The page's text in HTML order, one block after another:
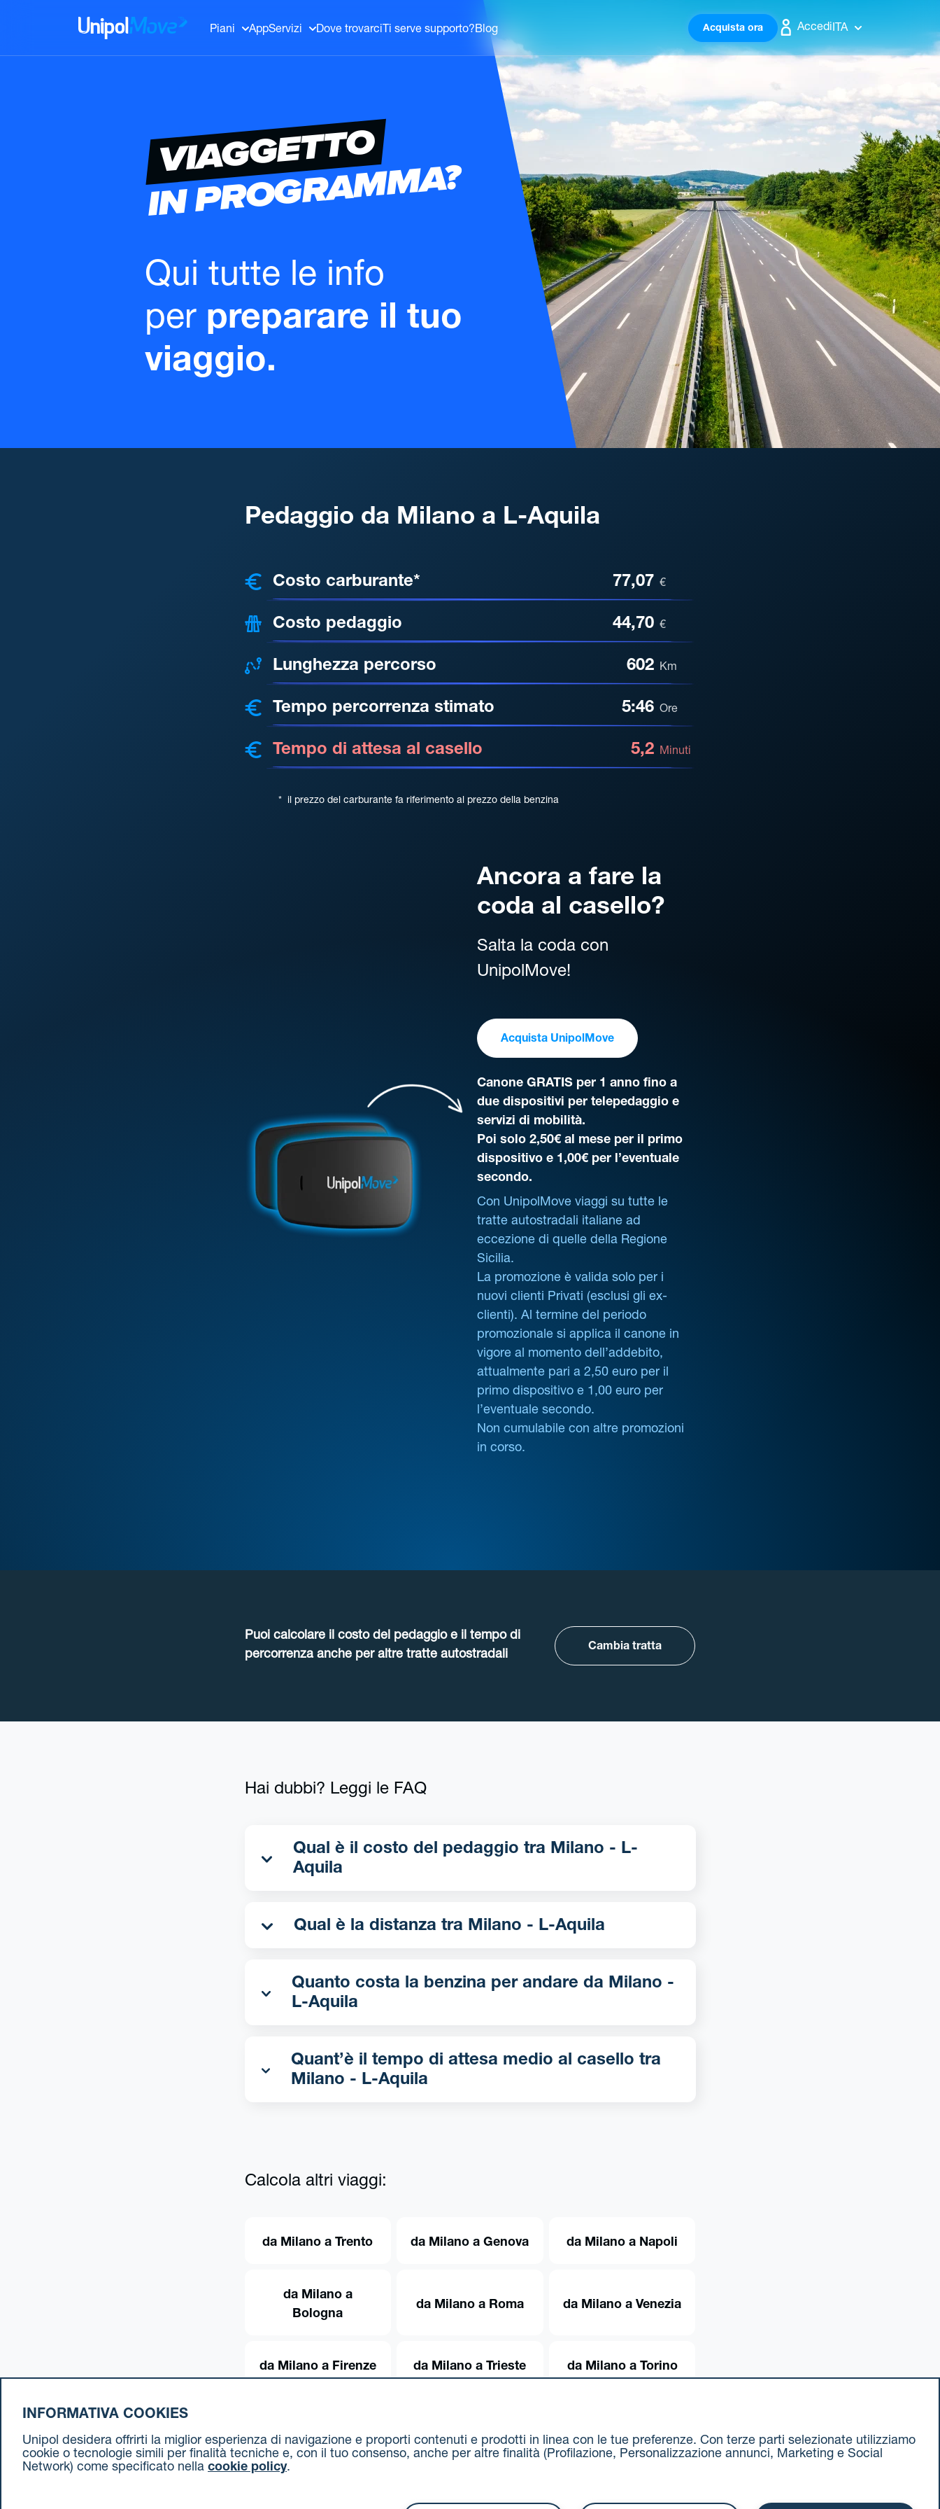
UnipolMove Piani AppServizi Dove trovarci Ti serve supporto?Blog Acquista ora AccediITA
VIAGGETTO
IN PROGRAMMA?
Qui tutte le info
per preparare il tuo
viaggio.
Pedaggio da Milano a L-Aquila
Costo carburante* 77,07 €
Costo pedaggio 44,70 €
Lunghezza percorso 602 Km
Tempo percorrenza stimato 5:46 Ore
Tempo di attesa al casello 5,2 Minuti
* il prezzo del carburante fa riferimento al prezzo della benzina
Ancora a fare la
coda al casello?
Salta la coda con
UnipolMove!
Acquista UnipolMove
Canone GRATIS per 1 anno fino a
due dispositivi per telepedaggio e
servizi di mobilità.
Poi solo 2,50€ al mese per il primo
dispositivo e 1,00€ per l’eventuale
secondo.
Con UnipolMove viaggi su tutte le
tratte autostradali italiane ad
eccezione di quelle della Regione
Sicilia.
La promozione è valida solo per i
nuovi clienti Privati (esclusi gli ex-
clienti). Al termine del periodo
promozionale si applica il canone in
vigore al momento dell’addebito,
attualmente pari a 2,50 euro per il
primo dispositivo e 1,00 euro per
l’eventuale secondo.
Non cumulabile con altre promozioni
in corso.
Puoi calcolare il costo del pedaggio e il tempo di
percorrenza anche per altre tratte autostradali
Cambia tratta
Hai dubbi? Leggi le FAQ
Qual è il costo del pedaggio tra Milano - L-
Aquila
Qual è la distanza tra Milano - L-Aquila
Quanto costa la benzina per andare da Milano -
L-Aquila
Quant’è il tempo di attesa medio al casello tra
Milano - L-Aquila
Calcola altri viaggi:
da Milano a Trento da Milano a Genova da Milano a Napoli
da Milano a
Bologna
da Milano a Roma da Milano a Venezia
da Milano a Firenze da Milano a Trieste da Milano a Torino
INFORMATIVA COOKIES
Unipol desidera offrirti la miglior esperienza di navigazione e proporti contenuti e prodotti in linea con le tue preferenze. Con terze parti selezionate utilizziamo
cookie o tecnologie simili per finalità tecniche e, con il tuo consenso, anche per altre finalità (Profilazione, Personalizzazione annunci, Marketing e Social
Network) come specificato nella cookie policy.